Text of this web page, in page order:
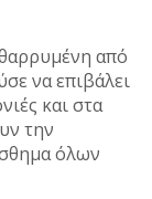
από
να επιβάλει
και στα
την
όλων